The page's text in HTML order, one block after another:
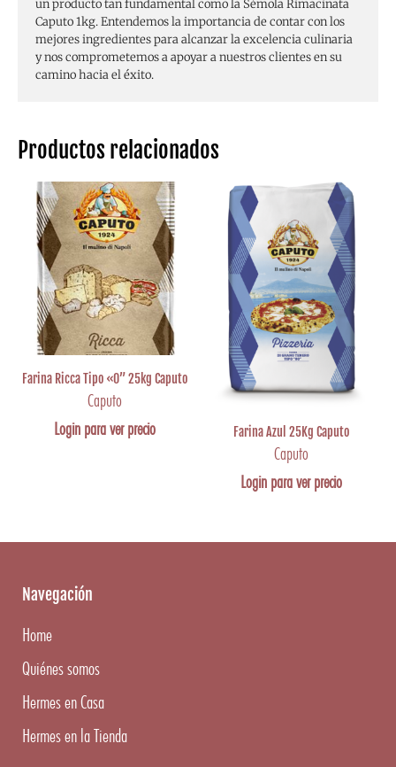
Productos relacionados
Farina Ricca Tipo «0” 25kg Caputo
Caputo
Login para ver precio
Farina Azul 25Kg Caputo
Caputo
Login para ver precio
un producto tan fundamental como la Sémola Rimacinata
Caputo 1kg. Entendemos la importancia de contar con los
mejores ingredientes para alcanzar la excelencia culinaria
y nos comprometemos a apoyar a nuestros clientes en su
camino hacia el éxito.
Navegación
Home
Quiénes somos
Hermes en Casa
Hermes en la Tienda